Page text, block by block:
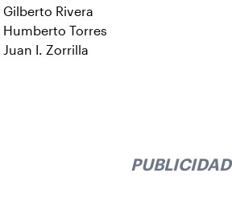
Gilberto Rivera
Humberto Torres
Juan I. Zorrilla
PUBLICIDAD